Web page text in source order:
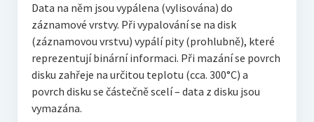
Data na něm jsou vypálena (vylisována) do
záznamové vrstvy. Při vypalování se na disk
(záznamovou vrstvu) vypálí pity (prohlubně), které
reprezentují binární informaci. Při mazání se povrch
disku zahřeje na určitou teplotu (cca. 300°C) a
povrch disku se částečně scelí – data z disku jsou
vymazána.